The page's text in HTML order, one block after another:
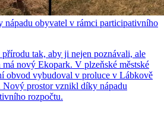
obyvatel v rámci participativního
tak, aby ji nejen poznávali, ale
nový Ekopark. V plzeňské městské
obvod vybudoval v proluce v Lábkově
prostor vznikl díky nápadu
rozpočtu.